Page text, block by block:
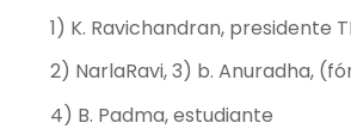
1) K. Ravichandran, presidente
2) NarlaRavi, 3) b. Anuradha,
4) B. Padma, estudiante